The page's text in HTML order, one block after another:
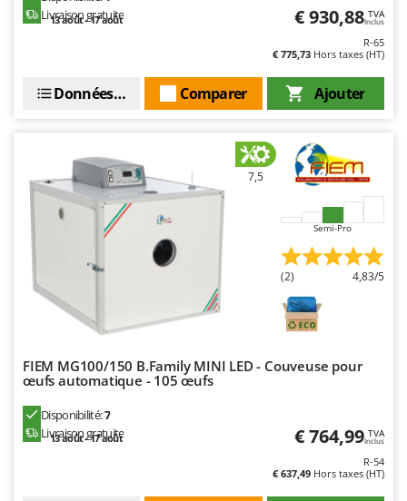
Oriental Koshin
Palazzetti
Paterlini
Philips
Pramac
R.G.V.
Reber
Redback
Resto Italia
Ribimex
Livraison gratuite
13 août - 17 août € 930,88 TVA
Inclus
R-65
€ 775,73 Hors taxes (HT)
Ajouter
Comparer
Données techniques
7,5
Semi-Pro
(2) 4,83/5
FIEM MG100/150 B.Family MINI LED - Couveuse pour
œufs automatique - 105 œufs
Disponibilité:7
Livraison gratuite
13 août - 17 août € 764,99 TVA
Inclus
R-54
€ 637,49 Hors taxes (HT)